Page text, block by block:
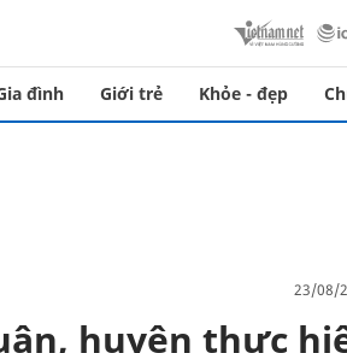
đình Giới trẻ Khỏe - đẹp
23/08/
huyện thực